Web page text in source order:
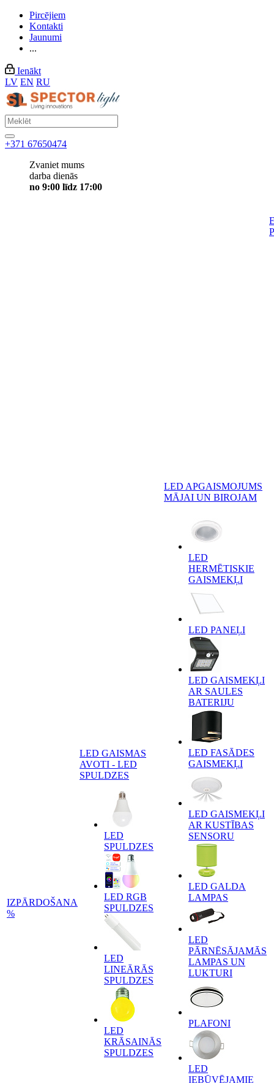
Pircējiem
Kontakti
Jaunumi
...
Ienākt
LV EN RU
+371 67650474
Zvaniet mums
darba dienās
no 9:00 līdz 17:00
IZPĀRDOŠANA
%
LED GAISMAS
AVOTI - LED
SPULDZES
LED
SPULDZES
LED RGB
SPULDZES
LED
LINEĀRĀS
SPULDZES
LED
KRĀSAINĀS
SPULDZES
LED APGAISMOJUMS
MĀJAI UN BIROJAM
LED
HERMĒTISKIE
GAISMEKĻI
LED PANEĻI
LED GAISMEKĻI
AR SAULES
BATERIJU
LED FASĀDES
GAISMEKĻI
LED GAISMEKĻI
AR KUSTĪBAS
SENSORU
LED GALDA
LAMPAS
LED
PĀRNĒSĀJAMĀS
LAMPAS UN
LUKTURI
PLAFONI
LED
IEBŪVĒJAMIE